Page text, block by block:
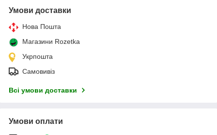
Умови доставки
Нова Пошта
Магазини Rozetka
Укрпошта
Самовивіз
Всі умови доставки
Умови оплати